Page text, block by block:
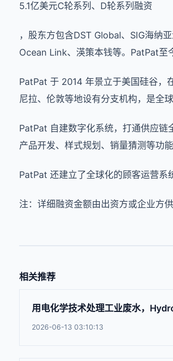
5.1亿美元C轮系列、D轮系列融资
，股东方包含DST Global、SIG海纳
Ocean Link、渶策本钱等。PatPat至
PatPat 于 2014 年景立于美国硅谷，
尼拉、伦敦等地设有分支机构，是全
PatPat 自建数字化系统，打通供应链
产品开发、样式规划、销量猜测等功
PatPat 还建立了全球化的顾客运营系
注：详细融资金额由出资方或企业方
相关推荐
用电化学技术处理工业废水，
2026-06-13 03:10:13